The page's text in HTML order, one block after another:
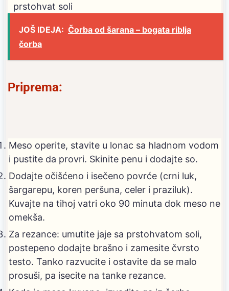
prstohvat soli
JOŠ IDEJA: Čorba od šarana – bogata riblja
čorba
Priprema:
Meso operite, stavite u lonac sa hladnom vodom
i pustite da provri. Skinite penu i dodajte so.
Dodajte očišćeno i isečeno povrće (crni luk,
šargarepu, koren peršuna, celer i praziluk).
Kuvajte na tihoj vatri oko 90 minuta dok meso ne
omekša.
Za rezance: umutite jaje sa prstohvatom soli,
postepeno dodajte brašno i zamesite čvrsto
testo. Tanko razvucite i ostavite da se malo
prosuši, pa isecite na tanke rezance.